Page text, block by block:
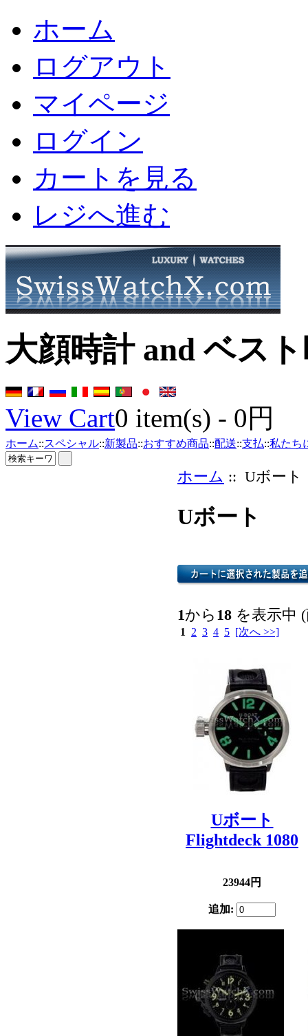
ホーム
ログアウト
マイページ
ログイン
カートを見る
レジへ進む
大顔時計 and ベス
View Cart0 item(s) - 0円
ホーム::スペシャル::新製品::おすすめ商品::配送::支払::私たち
ホーム :: Uボート
Uボート
1から 18 を表示中
1 2 3 4 5 [次へ >>]
Uボート
Flightdeck 1080
23944円
追加: